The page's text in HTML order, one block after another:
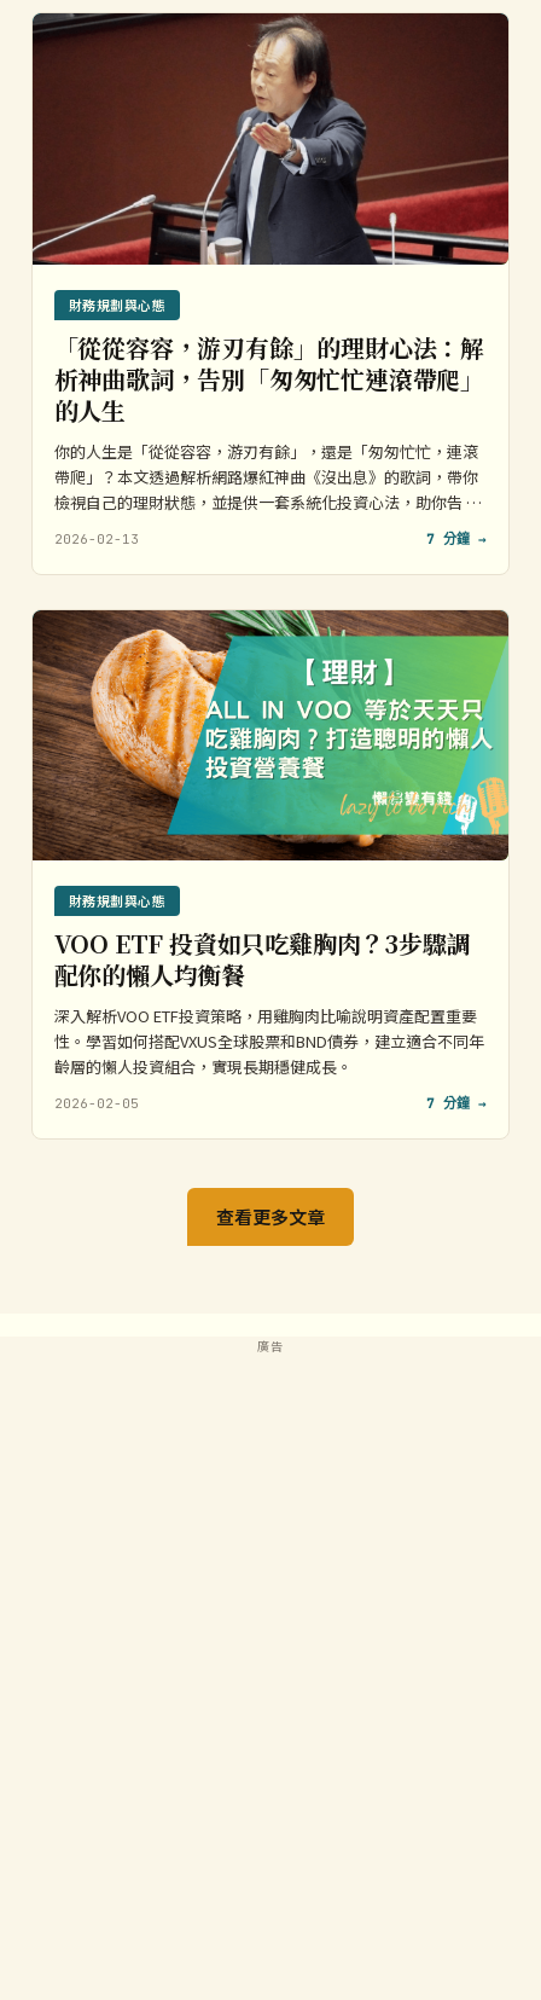
財務規劃與心態
「從從容容，游刃有餘」的理財心法：解
析神曲歌詞，告別「匆匆忙忙連滾帶爬」
的人生
你的人生是「從從容容，游刃有餘」，還是「匆匆忙忙，連滾
帶爬」？本文透過解析網路爆紅神曲《沒出息》的歌詞，帶你
檢視自己的理財狀態，並提供一套系統化投資心法，助你告 …
2026-02-13 7 分鐘 →
財務規劃與心態
VOO ETF 投資如只吃雞胸肉？3步驟調
配你的懶人均衡餐
深入解析VOO ETF投資策略，用雞胸肉比喻說明資產配置重要
性。學習如何搭配VXUS全球股票和BND債券，建立適合不同年
齡層的懶人投資組合，實現長期穩健成長。
2026-02-05 7 分鐘 →
查看更多文章